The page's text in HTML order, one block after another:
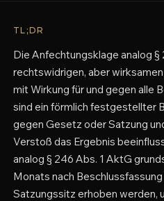
TL;DR
Die Anfechtungsklage analog
rechtswidrigen, aber
mit Wirkung für und gegen alle
sind ein förmlich festgestellter
gegen Gesetz oder Satzung
Verstoß das Ergebnis
analog § 246 Abs. 1 AktG
Monats nach
Satzungssitz erhoben werden,